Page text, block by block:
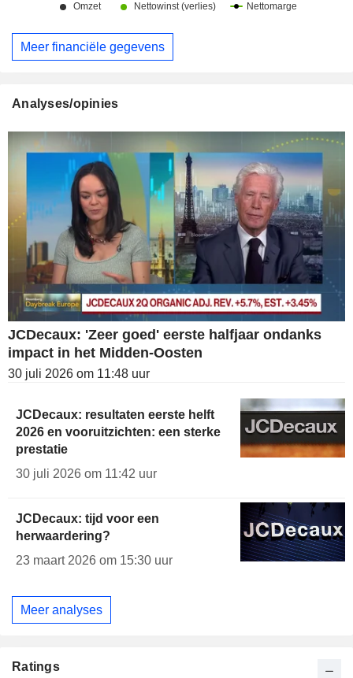
Meer financiële gegevens
Analyses/opinies
JCDecaux: 'Zeer goed' eerste halfjaar ondanks
impact in het Midden-Oosten
30 juli 2026 om 11:48 uur
JCDecaux: resultaten eerste helft
2026 en vooruitzichten: een sterke
prestatie
30 juli 2026 om 11:42 uur
JCDecaux: tijd voor een
herwaardering?
23 maart 2026 om 15:30 uur
Meer analyses
Ratings